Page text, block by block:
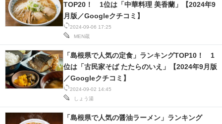
2024-09-06 17:25
MEN蔵
TOP20！ 1位は「中華料理 美香蘭」【2024年9
月版／Googleクチコミ】
2024-09-02 14:45
しょう湯
「島根県で人気の定食」ランキングTOP10！ 1
位は「古民家そば たたらのいえ」【2024年9月版
／Googleクチコミ】
「島根県で人気の醤油ラーメン」ランキング